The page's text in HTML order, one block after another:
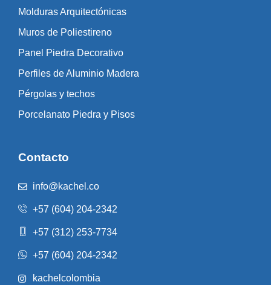
Molduras Arquitectónicas
Muros de Poliestireno
Panel Piedra Decorativo
Perfiles de Aluminio Madera
Pérgolas y techos
Porcelanato Piedra y Pisos
Contacto
info@kachel.co
+57 (604) 204-2342
+57 (312) 253-7734
+57 (604) 204-2342
kachelcolombia